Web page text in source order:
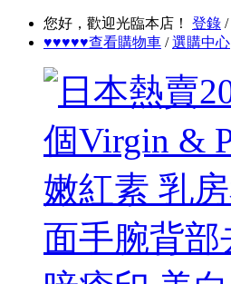
您好，歡迎光臨本店！ 登錄 /
♥♥♥♥♥查看購物車 /選購中心